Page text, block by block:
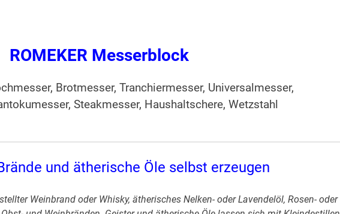
ROMEKER Messerblock
Brotmesser, Tranchiermesser, Universalmesser,
Steakmesser, Haushaltschere, Wetzstahl
und ätherische Öle selbst erzeugen
Weinbrand oder Whisky, ätherisches Nelken- oder Lavendelöl, Rosen- oder